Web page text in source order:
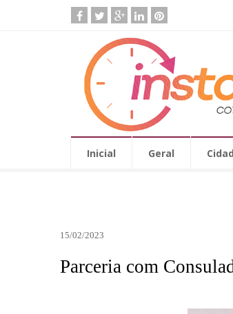
Inicial Geral
15/02/2023
Parceria com